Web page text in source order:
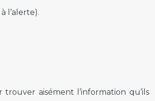
l’alerte).
aisément l’information qu’ils